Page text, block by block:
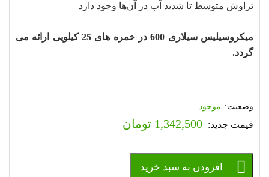
تراوش متوسط تا شدید آب در آن‌ها وجود دارد
میکروسیلیس سیلاری 600 در خمره های 25 کیلویی ارائه می
گردد.
موجود
1,342,500 تومان
افزودن به سبد خرید